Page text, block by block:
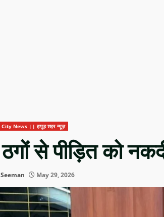
News || हापुड़ शहर न्यूज़
से पीड़ित को
May 29, 2026